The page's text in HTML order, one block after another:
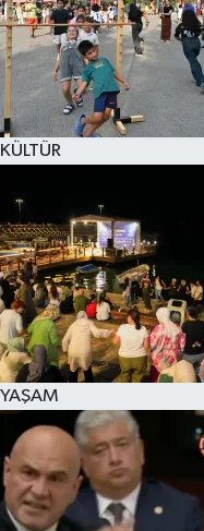
KÜLTÜR
YAŞAM
SPOR
KÜLTÜR SANAT
FRAGMANLAR